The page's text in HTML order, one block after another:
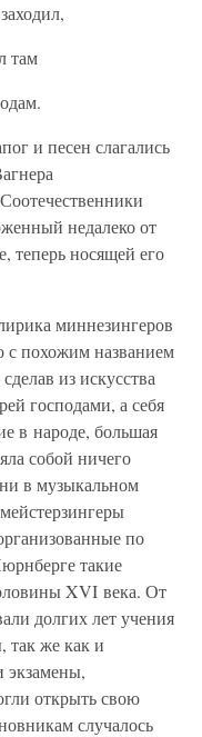
там
и песен слагались
недалеко от
теперь носящей его
миннезингеров
с похожим названием
из искусства
господами, а себя
в народе, большая
собой ничего
в музыкальном
по
такие
XVI века. От
долгих лет учения
так же как и
экзамены,
открыть свою
случалось